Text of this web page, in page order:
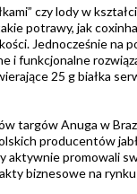
czy lody w
potrawy, jak
Jednocześnie na
i funkcjonalne
25 g białka
targów Anuga w
producentów
aktywnie promowali
biznesowe na